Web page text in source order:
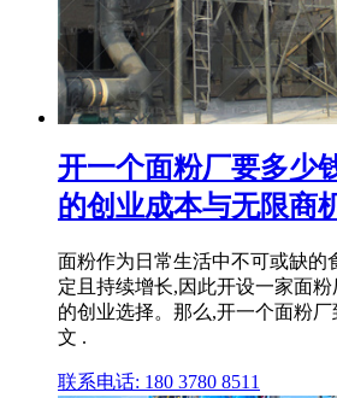
开一个面粉厂要多少
的创业成本与无限商
面粉作为日常生活中不可或缺的
定且持续增长,因此开设一家面
的创业选择。那么,开一个面粉
文 .
联系电话: 180 3780 8511